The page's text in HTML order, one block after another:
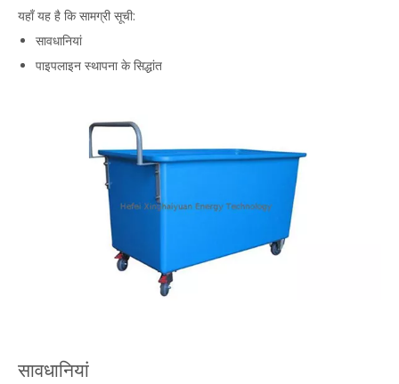
यहाँ यह है कि सामग्री सूची:
सावधानियां
पाइपलाइन स्थापना के सिद्धांत
सावधानियां